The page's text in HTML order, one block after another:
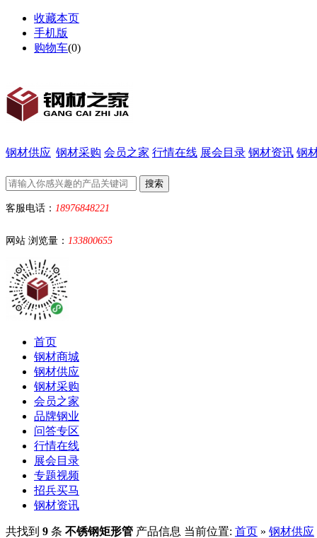
收藏本页
手机版
购物车(0)
钢材供应 钢材采购 会员之家 行情在线 展会目录 钢材资讯 钢
客服电话： 18976848221
网站 浏览量： 133800655
首页
钢材商城
钢材供应
钢材采购
会员之家
品牌钢业
问答专区
行情在线
展会目录
专题视频
招兵买马
钢材资讯
共找到 9 条 不锈钢矩形管 产品信息 当前位置: 首页 » 钢材供应